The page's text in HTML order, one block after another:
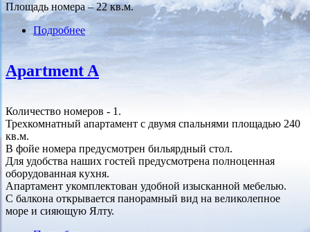
Площадь номера – 22 кв.м.
Подробнее о Apartment 1
Apartment A
Количество номеров - 1.
Трехкомнатный апартамент с двумя спальнями площадью 240
кв.м.
В фойе номера предусмотрен бильярдный стол.
Для удобства наших гостей предусмотрена полноценная
оборудованная кухня.
Апартамент укомплектован удобной изысканной мебелью.
С балкона открывается панорамный вид на великолепное
море и сияющую Ялту.